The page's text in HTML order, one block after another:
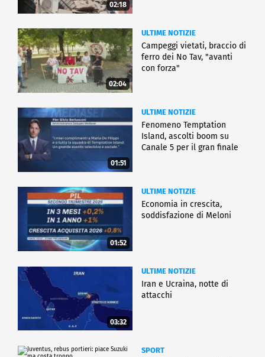
02:18
02:04
ULTIME NOTIZIE
Campeggi vietati, braccio di
ferro dei No Tav, "avanti
con forza"
01:51
ULTIME NOTIZIE
Fenomeno Temptation
Island, ascolti boom su
Canale 5 per il gran finale
01:52
ULTIME NOTIZIE
Economia in crescita,
soddisfazione di Meloni
03:32
ULTIME NOTIZIE
Iran e Ucraina, notte di
attacchi
SPORT